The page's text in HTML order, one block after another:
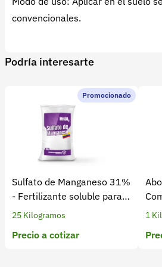
convencionales.
Podría interesarte
Promocionado
Sulfato de Manganeso 31%
- Fertilizante soluble para
cultivos
25 Kilogramos
Precio a cotizar
1